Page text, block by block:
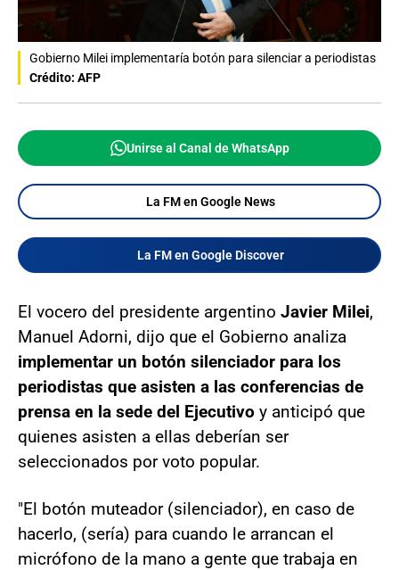
Gobierno Milei implementaría botón para silenciar a periodistas
Crédito: AFP
Unirse al Canal de WhatsApp
La FM en Google News
La FM en Google Discover
El vocero del presidente argentino Javier Milei,
Manuel Adorni, dijo que el Gobierno analiza
implementar un botón silenciador para los
periodistas que asisten a las conferencias de
prensa en la sede del Ejecutivo y anticipó que
quienes asisten a ellas deberían ser
seleccionados por voto popular.
"El botón muteador (silenciador), en caso de
hacerlo, (sería) para cuando le arrancan el
micrófono de la mano a gente que trabaja en